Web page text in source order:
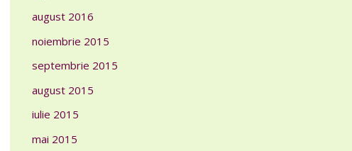
august 2016
noiembrie 2015
septembrie 2015
august 2015
iulie 2015
mai 2015